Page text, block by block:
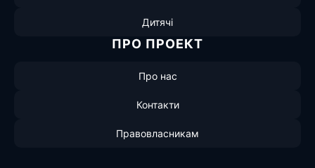
Дитячі
ПРО ПРОЕКТ
Про нас
Контакти
Правовласникам